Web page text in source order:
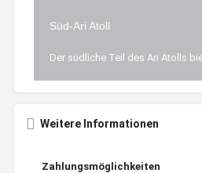
Süd-Ari Atoll
Der südliche Teil des Ari Atolls
Weitere Informationen
Zahlungsmöglichkeiten